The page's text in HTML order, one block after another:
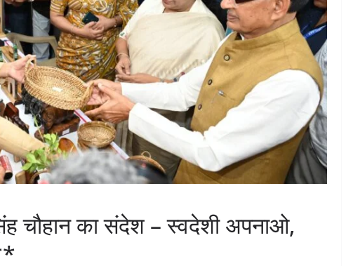
चौहान का संदेश – स्वदेशी अपनाओ,